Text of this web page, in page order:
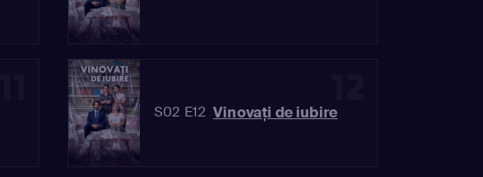
S02 E12 Vinovaţi de iubire